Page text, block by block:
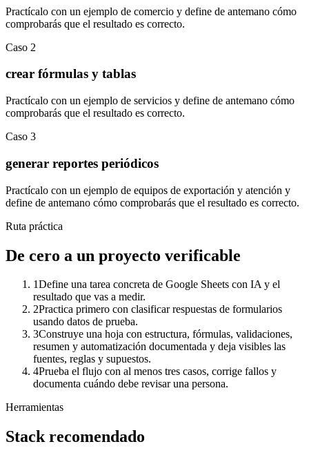
Practícalo con un ejemplo de comercio y define de antemano cómo
comprobarás que el resultado es correcto.
Caso 2
crear fórmulas y tablas
Practícalo con un ejemplo de servicios y define de antemano cómo
comprobarás que el resultado es correcto.
Caso 3
generar reportes periódicos
Practícalo con un ejemplo de equipos de exportación y atención y
define de antemano cómo comprobarás que el resultado es correcto.
Ruta práctica
De cero a un proyecto verificable
1Define una tarea concreta de Google Sheets con IA y el
resultado que vas a medir.
2Practica primero con clasificar respuestas de formularios
usando datos de prueba.
3Construye una hoja con estructura, fórmulas, validaciones,
resumen y automatización documentada y deja visibles las
fuentes, reglas y supuestos.
4Prueba el flujo con al menos tres casos, corrige fallos y
documenta cuándo debe revisar una persona.
Herramientas
Stack recomendado